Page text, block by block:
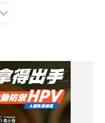
的藝術旅宿Palace
緣的神社超靈驗！清水
鴨神社，同場加映鹿耳
社